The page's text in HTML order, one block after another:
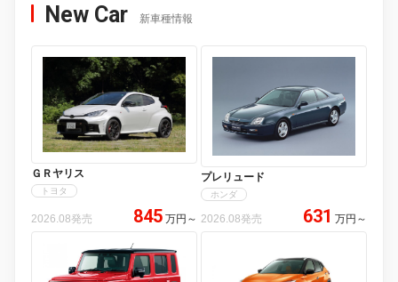
New Car 新車種情報
ＧＲヤリス
トヨタ
2026.08発売 845 万円 ～
プレリュード
ホンダ
2026.08発売 631 万円 ～